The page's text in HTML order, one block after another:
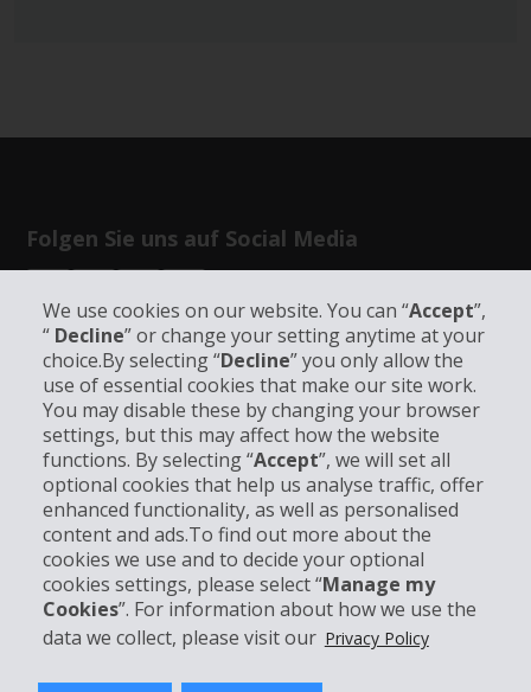
We use cookies on our website. You can “Accept”,
“ Decline” or change your setting anytime at your
choice.By selecting “Decline” you only allow the
use of essential cookies that make our site work.
You may disable these by changing your browser
settings, but this may affect how the website
functions. By selecting “Accept”, we will set all
optional cookies that help us analyse traffic, offer
enhanced functionality, as well as personalised
content and ads.To find out more about the
cookies we use and to decide your optional
cookies settings, please select “Manage my
Cookies”. For information about how we use the
data we collect, please visit our Privacy Policy
Folgen Sie uns auf Social Media
Unternehmensinformation
Partner
Kundenservice
Mieten bei Hertz